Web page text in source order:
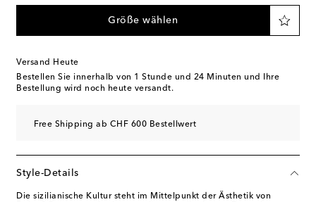
Größe wählen
Versand Heute
Bestellen Sie innerhalb von 1 Stunde und 24 Minuten und Ihre
Bestellung wird noch heute versandt.
Free Shipping ab CHF 600 Bestellwert
Style-Details
Die sizilianische Kultur steht im Mittelpunkt der Ästhetik von